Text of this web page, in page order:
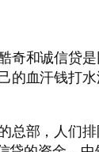
奇和诚信贷
的血汗钱打水
部，人们排